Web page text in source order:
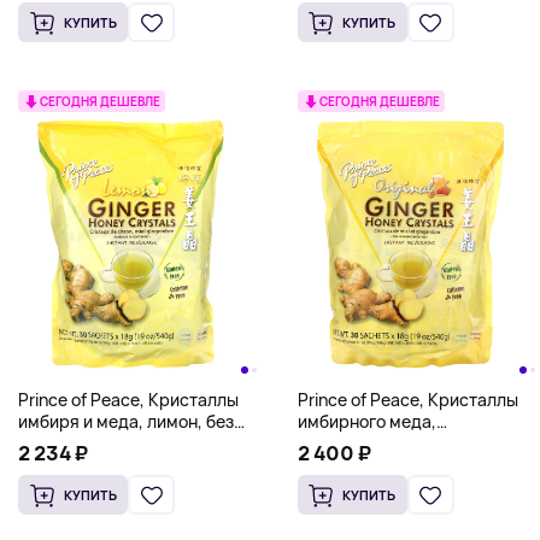
унции)КУПИТЬ
упаковке, 32 г (1,13 унции)
КУПИТЬ
СЕГОДНЯ ДЕШЕВЛЕ
Prince of Peace, Кристаллы
имбиря и меда, лимон, без
кофеина, 30 пакетиков по 18 г
2 234 ₽
КУПИТЬ
СЕГОДНЯ ДЕШЕВЛЕ
Prince of Peace, Кристаллы
имбирного меда,
оригинальный, без кофеина,
30 пакетиков по 18 г
2 400 ₽
КУПИТЬ